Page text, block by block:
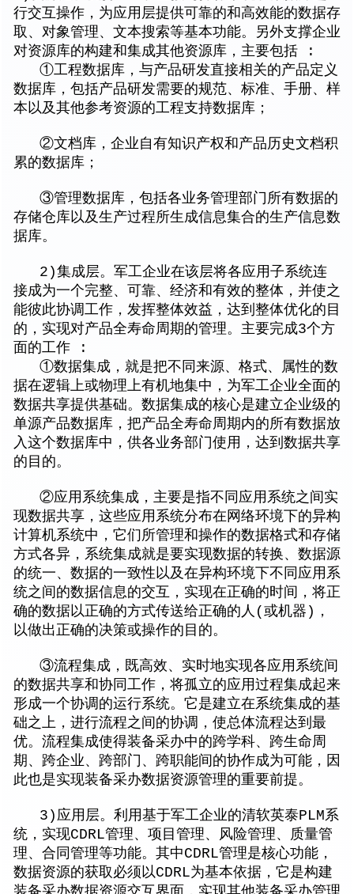
行交互操作，为应用层提供可靠的和高效能的数据存
取、对象管理、文本搜索等基本功能。另外支撑企业
对资源库的构建和集成其他资源库，主要包括 :
①工程数据库，与产品研发直接相关的产品定义
数据库，包括产品研发需要的规范、标准、手册、样
本以及其他参考资源的工程支持数据库；
②文档库，企业自有知识产权和产品历史文档积
累的数据库；
③管理数据库，包括各业务管理部门所有数据的
存储仓库以及生产过程所生成信息集合的生产信息数
据库。
2)集成层。军工企业在该层将各应用子系统连
接成为一个完整、可靠、经济和有效的整体，并使之
能彼此协调工作，发挥整体效益，达到整体优化的目
的，实现对产品全寿命周期的管理。主要完成3个方
面的工作 :
①数据集成，就是把不同来源、格式、属性的数
据在逻辑上或物理上有机地集中，为军工企业全面的
数据共享提供基础。数据集成的核心是建立企业级的
单源产品数据库，把产品全寿命周期内的所有数据放
入这个数据库中，供各业务部门使用，达到数据共享
的目的。
②应用系统集成，主要是指不同应用系统之间实
现数据共享，这些应用系统分布在网络环境下的异构
计算机系统中，它们所管理和操作的数据格式和存储
方式各异，系统集成就是要实现数据的转换、数据源
的统一、数据的一致性以及在异构环境下不同应用系
统之间的数据信息的交互，实现在正确的时间，将正
确的数据以正确的方式传送给正确的人(或机器)，
以做出正确的决策或操作的目的。
③流程集成，既高效、实时地实现各应用系统间
的数据共享和协同工作，将孤立的应用过程集成起来
形成一个协调的运行系统。它是建立在系统集成的基
础之上，进行流程之间的协调，使总体流程达到最
优。流程集成使得装备采办中的跨学科、跨生命周
期、跨企业、跨部门、跨职能间的协作成为可能，因
此也是实现装备采办数据资源管理的重要前提。
3)应用层。利用基于军工企业的清软英泰PLM系
统，实现CDRL管理、项目管理、风险管理、质量管
理、合同管理等功能。其中CDRL管理是核心功能，
数据资源的获取必须以CDRL为基本依据，它是构建